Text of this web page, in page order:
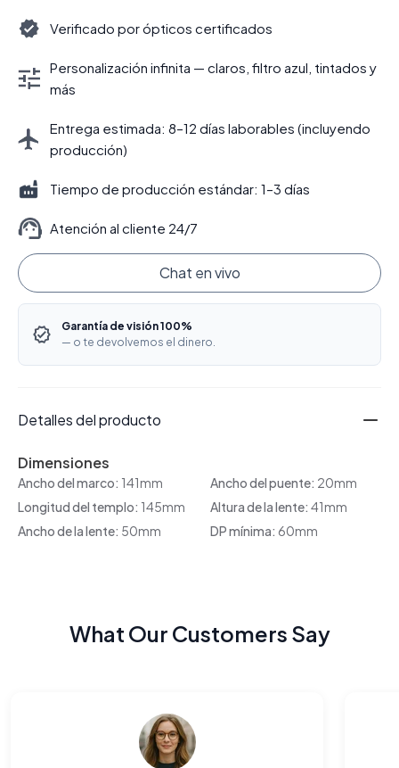
Verificado por ópticos certificados
Personalización infinita — claros, filtro azul, tintados y
más
Entrega estimada: 8–12 días laborables (incluyendo
producción)
Tiempo de producción estándar: 1–3 días
Atención al cliente 24/7
Chat en vivo
Garantía de visión 100%
— o te devolvemos el dinero.
Detalles del producto
Dimensiones
Ancho del marco: 141mm Ancho del puente: 20mm
Longitud del templo: 145mm Altura de la lente: 41mm
Ancho de la lente: 50mm DP mínima: 60mm
What Our Customers Say